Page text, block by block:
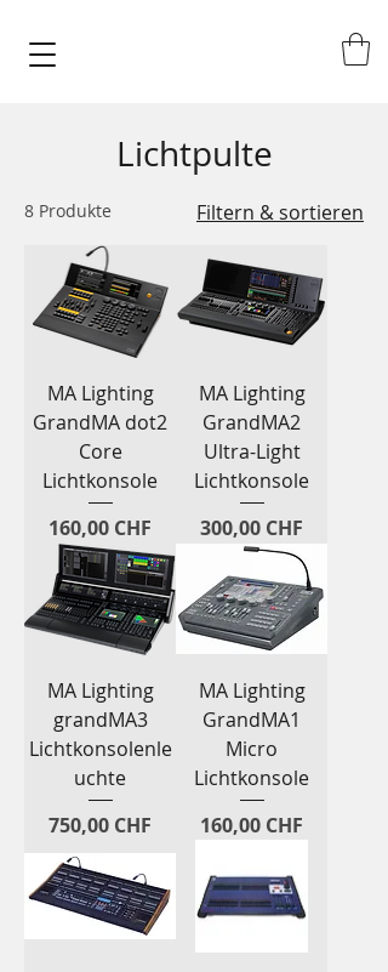
Lichtpulte
8 Produkte Filtern & sortieren
MA Lighting
GrandMA dot2
Core
Lichtkonsole
Preis
160,00 CHF
MA Lighting
GrandMA2
Ultra-Light
Lichtkonsole
Preis
300,00 CHF
MA Lighting
grandMA3
Lichtkonsolenle
uchte
Preis
750,00 CHF
MA Lighting
GrandMA1
Micro
Lichtkonsole
Preis
160,00 CHF